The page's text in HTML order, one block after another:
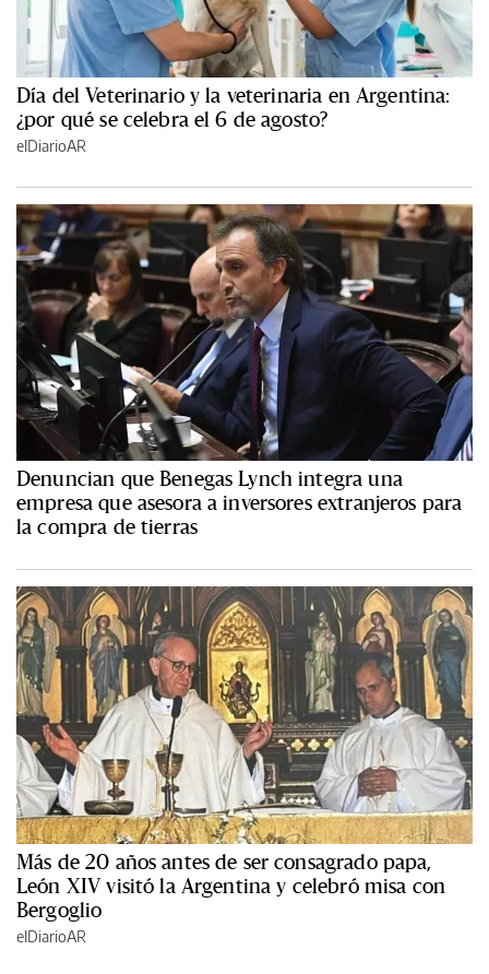
Día del Veterinario y la veterinaria en Argentina:
¿por qué se celebra el 6 de agosto?
elDiarioAR
Denuncian que Benegas Lynch integra una
empresa que asesora a inversores extranjeros para
la compra de tierras
Más de 20 años antes de ser consagrado papa,
León XIV visitó la Argentina y celebró misa con
Bergoglio
elDiarioAR